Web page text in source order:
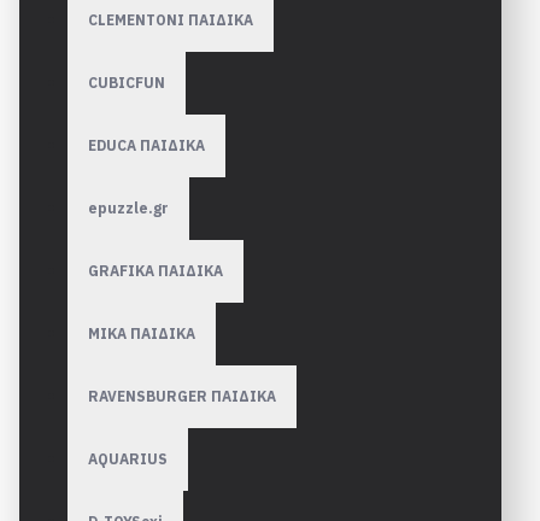
CLEMENTONI ΠΑΙΔΙΚΑ
CUBICFUN
EDUCA ΠΑΙΔΙΚΑ
epuzzle.gr
GRAFIKA ΠΑΙΔΙΚΑ
MIKA ΠΑΙΔΙΚΑ
RAVENSBURGER ΠΑΙΔΙΚA
AQUARIUS